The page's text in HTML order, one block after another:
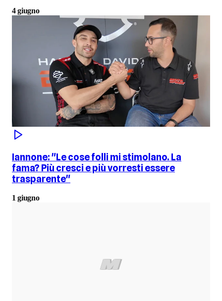
4 giugno
Iannone: "Le cose folli mi stimolano. La
fama? Più cresci e più vorresti essere
trasparente"
1 giugno